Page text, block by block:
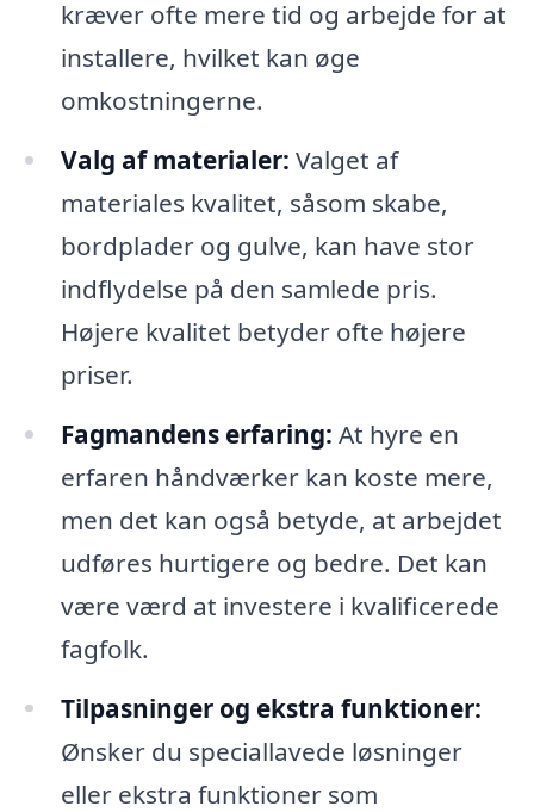
kræver ofte mere tid og arbejde for at
installere, hvilket kan øge
omkostningerne.
Valg af materialer: Valget af
materiales kvalitet, såsom skabe,
bordplader og gulve, kan have stor
indflydelse på den samlede pris.
Højere kvalitet betyder ofte højere
priser.
Fagmandens erfaring: At hyre en
erfaren håndværker kan koste mere,
men det kan også betyde, at arbejdet
udføres hurtigere og bedre. Det kan
være værd at investere i kvalificerede
fagfolk.
Tilpasninger og ekstra funktioner:
Ønsker du speciallavede løsninger
eller ekstra funktioner som